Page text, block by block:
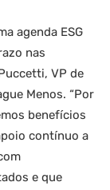
agenda ESG
nas
VP de
Menos. “Por
benefícios
contínuo a
e que